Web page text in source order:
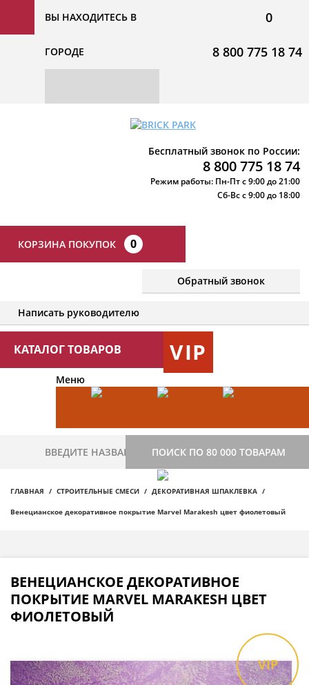
ВЫ НАХОДИТЕСЬ В
ГОРОДЕ
0
8 800 775 18 74
Бесплатный звонок по России:
8 800 775 18 74
Режим работы: Пн-Пт с 9:00 до 21:00
Сб-Вс с 9:00 до 18:00
КОРЗИНА ПОКУПОК 0
Обратный звонок
Написать руководителю
КАТАЛОГ ТОВАРОВ VIP
Меню
ПОИСК ПО 80 000 ТОВАРАМ
ГЛАВНАЯ СТРОИТЕЛЬНЫЕ СМЕСИ ДЕКОРАТИВНАЯ ШПАКЛЕВКА
Венецианское декоративное покрытие Marvel Marakesh цвет фиолетовый
ВЕНЕЦИАНСКОЕ ДЕКОРАТИВНОЕ
ПОКРЫТИЕ MARVEL MARAKESH ЦВЕТ
ФИОЛЕТОВЫЙ
VIP